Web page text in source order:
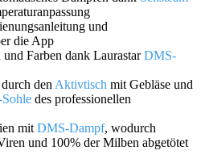
und
die App
Farben dank LaurastarDMS-
den Aktivtisch mit Gebläse und
des professionellen
mit DMS-Dampf, wodurch
und 100% der Milben abgetötet